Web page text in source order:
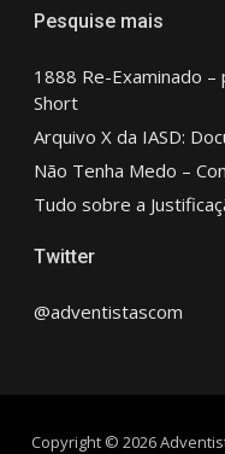
Pesquise mais
1888 Re-Examinado –
Short
Arquivo X da IASD:
Não Tenha Medo –
Tudo sobre a
Twitter
@adventistascom
Copyright © 2026